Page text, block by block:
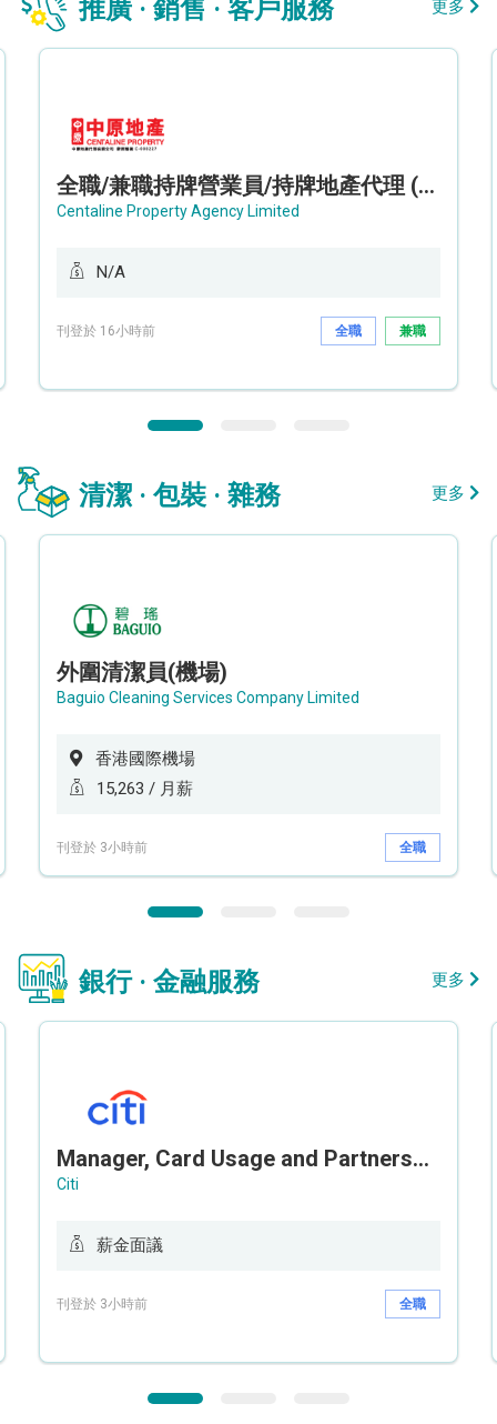
推廣 · 銷售 · 客戶服務 更多
全職/兼職持牌營業員/持牌地產代理 (長沙灣/將軍澳/油塘)
Centaline Property Agency Limited
N/A
刊登於 16小時前 全職 兼職
清潔 · 包裝 · 雜務 更多
外圍清潔員(機場)
Baguio Cleaning Services Company Limited
香港國際機場
15,263 / 月薪
刊登於 3小時前 全職
銀行 · 金融服務 更多
Manager, Card Usage and Partnership
Citi
薪金面議
刊登於 3小時前 全職